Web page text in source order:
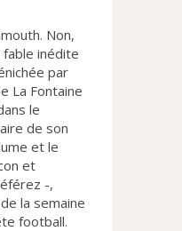
Non,
fable inédite
par
La Fontaine
le
de son
et le
et
-,
la semaine
football.